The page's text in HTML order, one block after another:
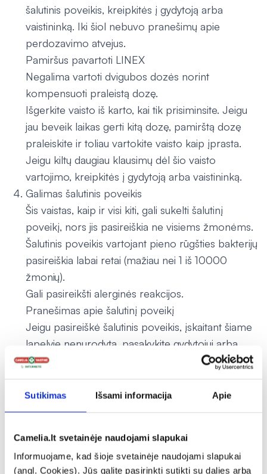
Sutikimas Išsami informacija Apie
Camelia.lt svetainėje naudojami slapukai
Informuojame, kad šioje svetainėje naudojami slapukai
(angl. Cookies). Jūs galite pasirinkti sutikti su dalies arba
šalutinis poveikis, kreipkitės į gydytoją arba
vaistininką. Iki šiol nebuvo pranešimų apie
perdozavimo atvejus.
Pamiršus pavartoti LINEX
Negalima vartoti dvigubos dozės norint
kompensuoti praleistą dozę.
Išgerkite vaisto iš karto, kai tik prisiminsite. Jeigu
jau beveik laikas gerti kitą dozę, pamirštą dozę
praleiskite ir toliau vartokite vaisto kaip įprasta.
Jeigu kiltų daugiau klausimų dėl šio vaisto
vartojimo, kreipkitės į gydytoją arba vaistininką.
Galimas šalutinis poveikis
Šis vaistas, kaip ir visi kiti, gali sukelti šalutinį
poveikį, nors jis pasireiškia ne visiems žmonėms.
Šalutinis poveikis vartojant pieno rūgšties bakterijų
pasireiškia labai retai (mažiau nei 1 iš 10000
žmonių).
Gali pasireikšti alerginės reakcijos.
Pranešimas apie šalutinį poveikį
Jeigu pasireiškė šalutinis poveikis, įskaitant šiame
lapelyje nenurodytą, pasakykite gydytojui arba
vaistininkui. Pranešimą apie šalutinį poveikį galite
tarnybos prie Lietuvos Respublikos sveikatos
apsaugos ministerijos tinklalapyje
paskambinti nemokamu telefonu +370 800 73
568. Pranešdami apie šalutinį poveikį galite